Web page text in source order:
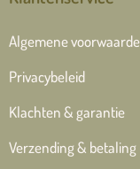
Algemene
Privacybeleid
Klachten & garantie
Verzending & betaling